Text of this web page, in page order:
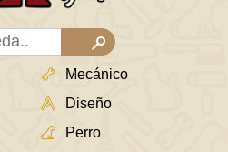
Mecánico
Diseño
Perro